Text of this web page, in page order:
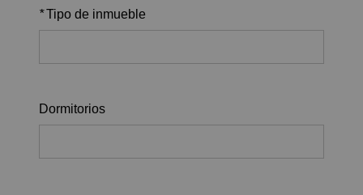
*Tipo de inmueble
Dormitorios